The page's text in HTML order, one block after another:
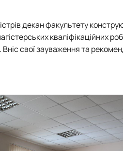
Rivne Professional
Zalishchyky
декан факультету
кваліфікаційних
свої зауваження та